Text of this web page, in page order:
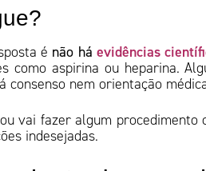
é não há evidências
como aspirina ou heparina.
consenso nem orientação
vai fazer algum procedimento
indesejadas.